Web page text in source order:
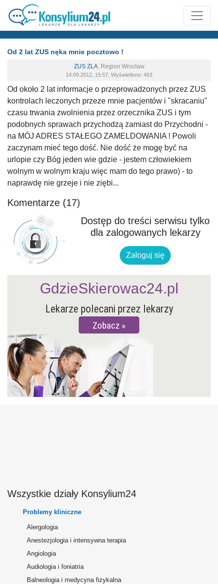
Od 2 lat ZUS nęka mnie pocztowo !
ZUS ZLA, Region Wrocław
14.09.2012, 15:57, Wyświetlono: 453
Od około 2 lat informacje o przeprowadzonych przez ZUS
kontrolach leczonych przeze mnie pacjentów i "skracaniu"
czasu trwania zwolnienia przez orzecznika ZUS i tym
podobnych sprawach przychodzą zamiast do Przychodni -
na MÓJ ADRES STAŁEGO ZAMELDOWANIA ! Powoli
zaczynam mieć tego dość. Nie dość że mogę być na
urlopie czy Bóg jeden wie gdzie - jestem człowiekiem
wolnym w wolnym kraju więc mam do tego prawo) - to
naprawdę nie grzeje i nie ziębi...
Komentarze (17)
Dostęp do treści serwisu tylko
dla zalogowanych lekarzy
Zaloguj się
Lekarze polecani przez lekarzy
Zobacz
GdzieSkierowac24.pl
Wszystkie działy Konsylium24
Problemy kliniczne
Alergologia
Anestezjologia i intensywna terapia
Angiologia
Audiologia i foniatria
Balneologia i medycyna fizykalna